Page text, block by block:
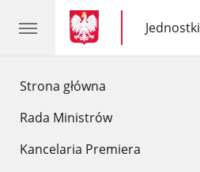
Strona główna
Rada Ministrów
Kancelaria Premiera
gov.pl
gov.pl
gov.pl
Jednostki
Państwowej